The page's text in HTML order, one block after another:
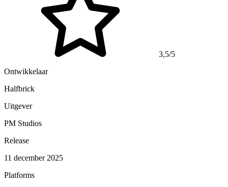
3,5/5
Ontwikkelaar
Halfbrick
Uitgever
PM Studios
Release
11 december 2025
Platforms